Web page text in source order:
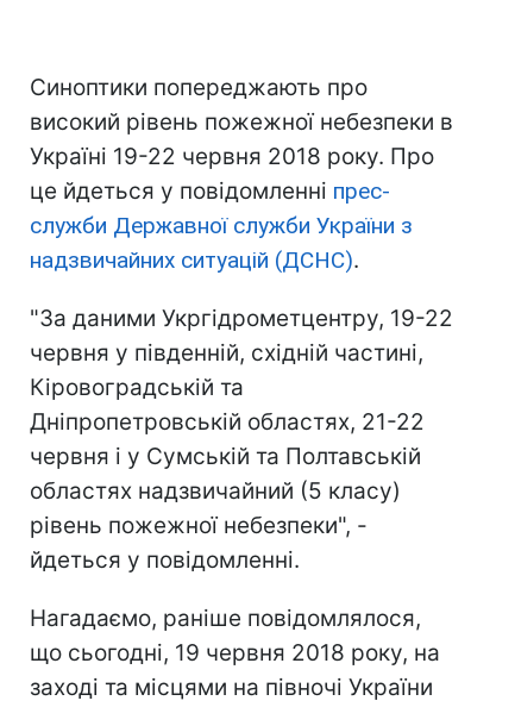
Синоптики попереджають про
високий рівень пожежної небезпеки в
Україні 19-22 червня 2018 року. Про
це йдеться у повідомленні прес-
служби Державної служби України з
надзвичайних ситуацій (ДСНС).
"За даними Укргідрометцентру, 19-22
червня у південній, східній частині,
Кіровоградській та
Дніпропетровській областях, 21-22
червня і у Сумській та Полтавській
областях надзвичайний (5 класу)
рівень пожежної небезпеки", -
йдеться у повідомленні.
Нагадаємо, раніше повідомлялося,
що сьогодні, 19 червня 2018 року, на
заході та місцями на півночі України